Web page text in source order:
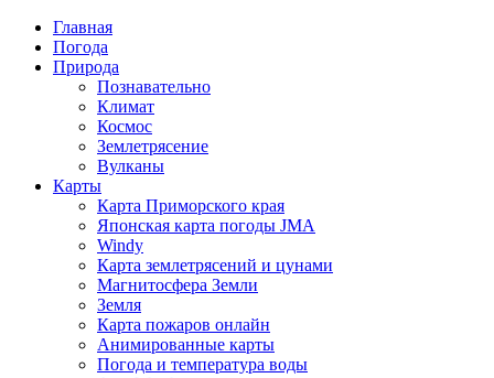
Главная
Погода
Природа
Познавательно
Климат
Космос
Землетрясение
Вулканы
Карты
Карта Приморского края
Японская карта погоды JMA
Windy
Карта землетрясений и цунами
Магнитосфера Земли
Земля
Карта пожаров онлайн
Анимированные карты
Погода и температура воды